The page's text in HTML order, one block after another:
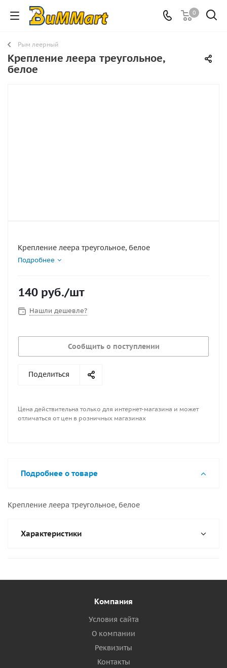
0
Рым леерный
Крепление леера треугольное,
белое
Крепление леера треугольное, белое
Подробнее
140 руб./шт
Нашли дешевле?
Сообщить о поступлении
Поделиться
Цена действительна только для интернет-магазина и может
отличаться от цен в розничных магазинах
Подробнее о товаре
Крепление леера треугольное, белое
Характеристики
Компания
Условия сайта
О компании
Реквизиты
Контакты